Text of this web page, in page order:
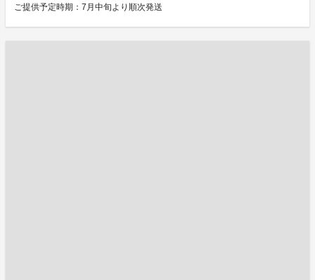
ご提供予定時期：7月中旬より順次発送